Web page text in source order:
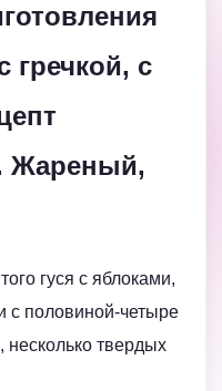
гречкой, с
Жареный,
гуся с яблоками,
с половиной-четыре
несколько твердых